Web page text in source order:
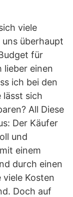
viele
überhaupt
für
lieber einen
ich bei den
lässt sich
All Diese
Der Käufer
und
einem
durch einen
Kosten
Doch auf